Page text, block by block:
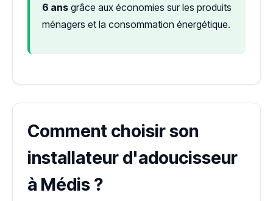
6 ans grâce aux économies sur les produits
ménagers et la consommation énergétique.
Comment choisir son
installateur d'adoucisseur
à Médis ?